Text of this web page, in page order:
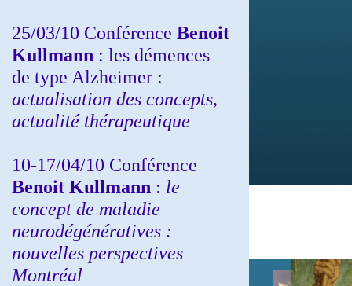
25/03/10 Conférence Benoit
Kullmann : les démences
de type Alzheimer :
actualisation des concepts,
actualité thérapeutique
10-17/04/10 Conférence
Benoit Kullmann : le
concept de maladie
neurodégénératives :
nouvelles perspectives
Montréal